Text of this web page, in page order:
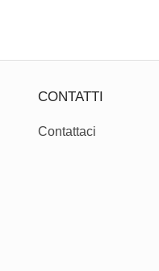
CONTATTI
Contattaci